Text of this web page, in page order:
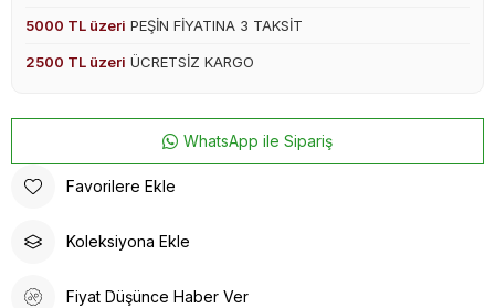
5000 TL üzeri PEŞİN FİYATINA 3 TAKSİT
2500 TL üzeri ÜCRETSİZ KARGO
WhatsApp ile Sipariş
Favorilere Ekle
Koleksiyona Ekle
Fiyat Düşünce Haber Ver